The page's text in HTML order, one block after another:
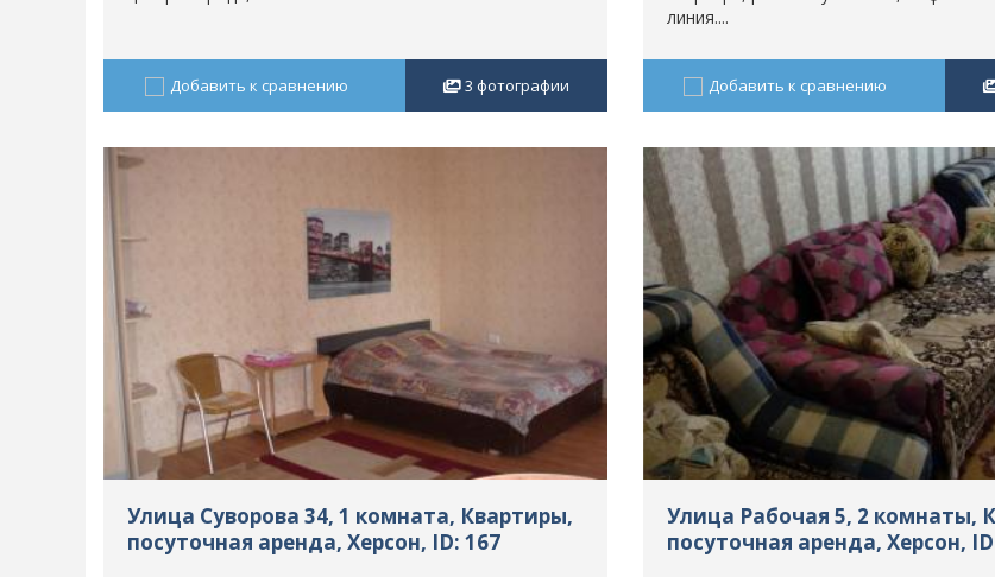
Добавить к сравнению 3 фотографии
линия....
Добавить к сравнению
Улица Суворова 34, 1 комната, Квартиры,
посуточная аренда, Херсон, ID: 167
Улица Рабочая 5, 2 комнаты,
посуточная аренда, Херсон,